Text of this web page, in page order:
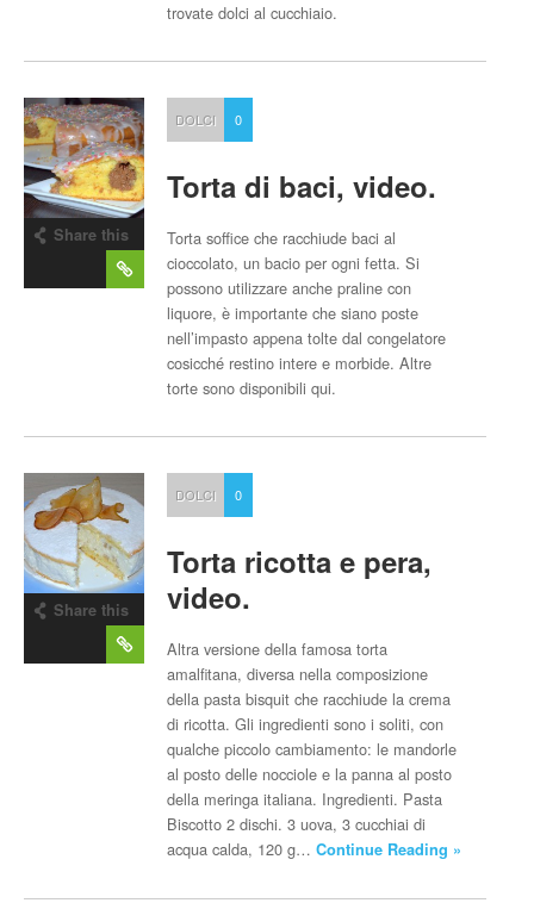
trovate dolci al cucchiaio.
Share this
DOLCI 0
Torta di baci, video.
Torta soffice che racchiude baci al
cioccolato, un bacio per ogni fetta. Si
possono utilizzare anche praline con
liquore, è importante che siano poste
nell’impasto appena tolte dal congelatore
cosicché restino intere e morbide. Altre
torte sono disponibili qui.
Share this
DOLCI 0
Torta ricotta e pera,
video.
Altra versione della famosa torta
amalfitana, diversa nella composizione
della pasta bisquit che racchiude la crema
di ricotta. Gli ingredienti sono i soliti, con
qualche piccolo cambiamento: le mandorle
al posto delle nocciole e la panna al posto
della meringa italiana. Ingredienti. Pasta
Biscotto 2 dischi. 3 uova, 3 cucchiai di
acqua calda, 120 g…Continue Reading »